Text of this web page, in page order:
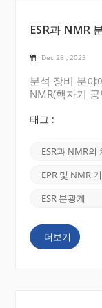
ESR과 NMR
Dec 28 , 2023
분석 장비 분야
NMR(핵자기
차이가 있습니
하는 데 사용
트를 가지며
있습니다.
에너지 흡수
샘플 내 원자의
의 양성자 또는
태그 :
ESR과 NMR의
EPR 및 NMR
ESR 분광계
더보기